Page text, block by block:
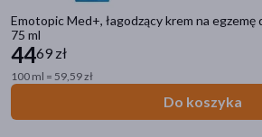
Emotopic Med+, łagodzący krem na egzemę
75 ml
4469 zł
100 ml = 59,59 zł
Do koszyka